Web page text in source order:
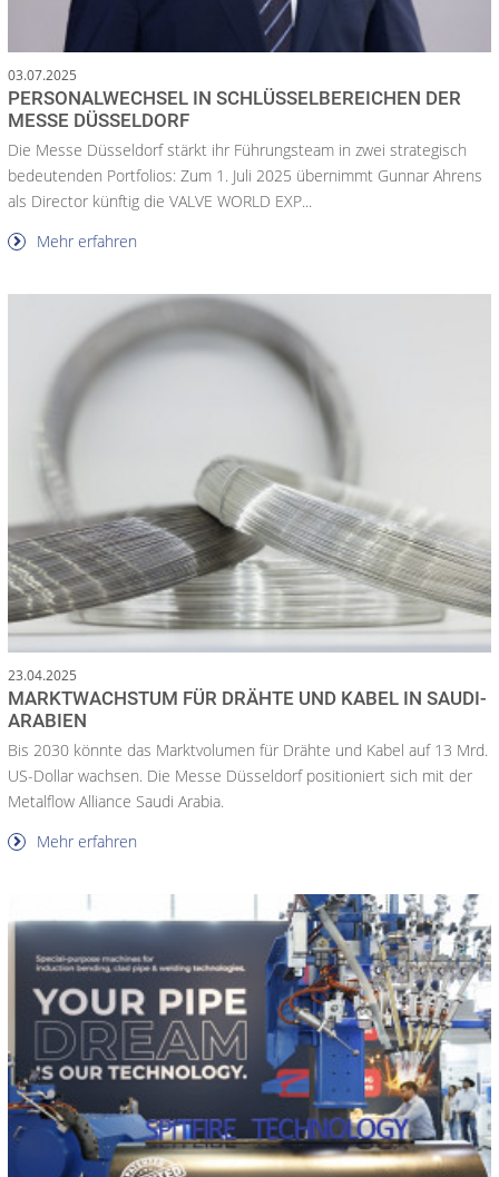
03.07.2025
PERSONALWECHSEL IN SCHLÜSSELBEREICHEN DER
MESSE DÜSSELDORF
Die Messe Düsseldorf stärkt ihr Führungsteam in zwei strategisch
bedeutenden Portfolios: Zum 1. Juli 2025 übernimmt Gunnar Ahrens
als Director künftig die VALVE WORLD EXP...
Mehr erfahren
23.04.2025
MARKTWACHSTUM FÜR DRÄHTE UND KABEL IN SAUDI-
ARABIEN
Bis 2030 könnte das Marktvolumen für Drähte und Kabel auf 13 Mrd.
US-Dollar wachsen. Die Messe Düsseldorf positioniert sich mit der
Metalflow Alliance Saudi Arabia.
Mehr erfahren